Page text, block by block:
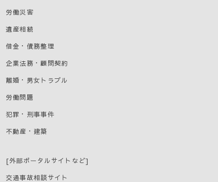
労働災害
遺産相続
借金・債務整理
企業法務・顧問契約
離婚・男女トラブル
労働問題
犯罪・刑事事件
不動産・建築
[外部ポータルサイトなど]
交通事故相談サイト